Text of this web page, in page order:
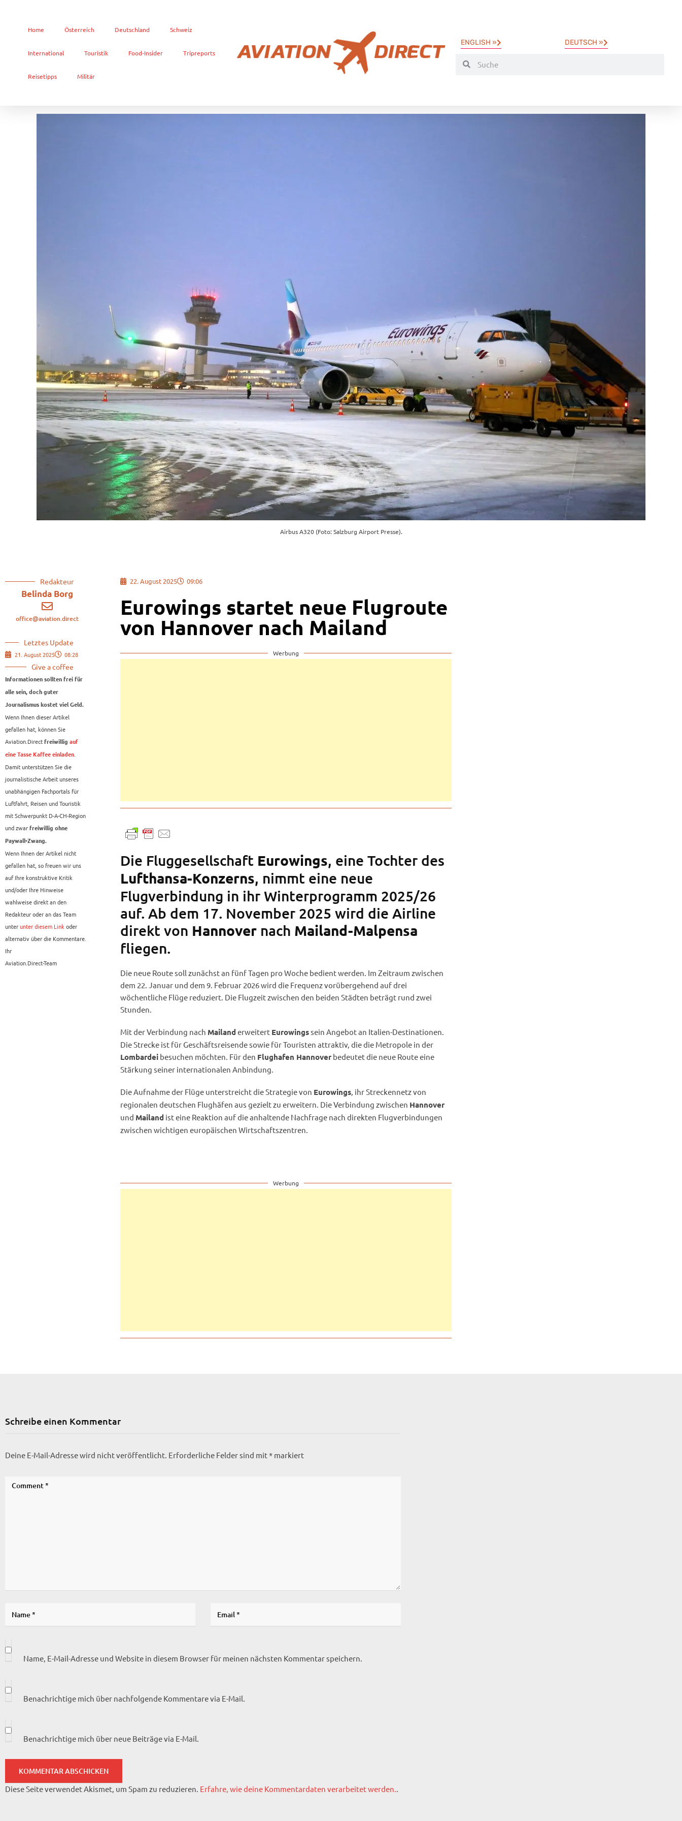
Home Österreich Deutschland Schweiz
International Touristik Food-Insider Tripreports
Reisetipps Militär
ENGLISH » DEUTSCH »
Airbus A320 (Foto: Salzburg Airport Presse).
Redakteur
Belinda Borg
office@aviation.direct
Letztes Update
21. August 2025 08:28
Give a coffee
Informationen sollten frei für
alle sein, doch guter
Journalismus kostet viel Geld.
Wenn Ihnen dieser Artikel
gefallen hat, können Sie
Aviation.Direct freiwillig auf
eine Tasse Kaffee einladen.
Damit unterstützen Sie die
journalistische Arbeit unseres
unabhängigen Fachportals für
Luftfahrt, Reisen und Touristik
mit Schwerpunkt D-A-CH-Region
und zwar freiwillig ohne
Paywall-Zwang.
Wenn Ihnen der Artikel nicht
gefallen hat, so freuen wir uns
auf Ihre konstruktive Kritik
und/oder Ihre Hinweise
wahlweise direkt an den
Redakteur oder an das Team
unterunter diesem Linkoder
alternativ über die Kommentare.
Ihr
Aviation.Direct-Team
22. August 2025 09:06
Eurowings startet neue Flugroute
von Hannover nach Mailand
Werbung
Die Fluggesellschaft Eurowings, eine Tochter des
Lufthansa-Konzerns, nimmt eine neue
Flugverbindung in ihr Winterprogramm 2025/26
auf. Ab dem 17. November 2025 wird die Airline
direkt von Hannovernach Mailand-Malpensa
fliegen.
Die neue Route soll zunächst an fünf Tagen pro Woche bedient werden. Im Zeitraum zwischen
dem 22. Januar und dem 9. Februar 2026 wird die Frequenz vorübergehend auf drei
wöchentliche Flüge reduziert. Die Flugzeit zwischen den beiden Städten beträgt rund zwei
Stunden.
Mit der Verbindung nach Mailand erweitert Eurowingssein Angebot an Italien-Destinationen.
Die Strecke ist für Geschäftsreisende sowie für Touristen attraktiv, die die Metropole in der
Lombardeibesuchen möchten. Für den Flughafen Hannoverbedeutet die neue Route eine
Stärkung seiner internationalen Anbindung.
Die Aufnahme der Flüge unterstreicht die Strategie von Eurowings, ihr Streckennetz von
regionalen deutschen Flughäfen aus gezielt zu erweitern. Die Verbindung zwischen Hannover
und Mailand ist eine Reaktion auf die anhaltende Nachfrage nach direkten Flugverbindungen
zwischen wichtigen europäischen Wirtschaftszentren.
Werbung
Schreibe einen Kommentar
Deine E-Mail-Adresse wird nicht veröffentlicht. Erforderliche Felder sind mit* markiert
Name, E-Mail-Adresse und Website in diesem Browser für meinen nächsten Kommentar speichern.
Benachrichtige mich über nachfolgende Kommentare via E-Mail.
Benachrichtige mich über neue Beiträge via E-Mail.
Diese Seite verwendet Akismet, um Spam zu reduzieren. Erfahre, wie deine Kommentardaten verarbeitet werden..